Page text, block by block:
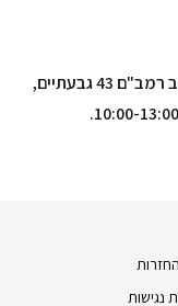
ניתן להחליף או להחזיר כל מוצר בחנות ברחוב רמב"ם 43 גבעתיים,
נגישות